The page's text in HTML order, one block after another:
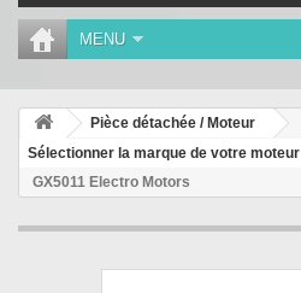
MENU
Pièce détachée / Moteur
Sélectionner la marque de votre moteur
GX5011 Electro Motors